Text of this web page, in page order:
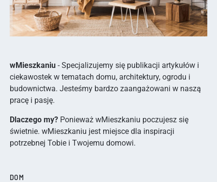
wMieszkaniu - Specjalizujemy się publikacji artykułów i
ciekawostek w tematach domu, architektury, ogrodu i
budownictwa. Jesteśmy bardzo zaangażowani w naszą
pracę i pasję.
Dlaczego my? Ponieważ wMieszkaniu poczujesz się
świetnie. wMieszkaniu jest miejsce dla inspiracji
potrzebnej Tobie i Twojemu domowi.
DOM